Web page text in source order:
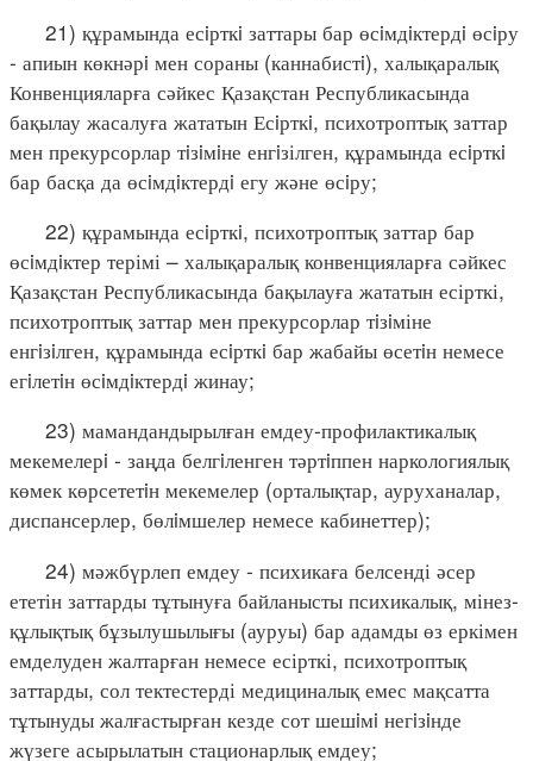
21) құрамында есiрткi заттары бар өсiмдiктердi өсiру
- апиын көкнәрi мен сораны (каннабистi), халықаралық
Конвенцияларға сәйкес Қазақстан Республикасында
бақылау жасалуға жататын Есiрткi, психотроптық заттар
мен прекурсорлар тiзiмiне енгiзілген, құрамында есiрткi
бар басқа да өсiмдiктердi егу және өсiру;
22) құрамында есiрткi, психотроптық заттар бар
өсiмдiктер терімі – халықаралық конвенцияларға сәйкес
Қазақстан Республикасында бақылауға жататын есірткі,
психотроптық заттар мен прекурсорлар тiзiміне
енгiзiлген, құрамында есiрткi бар жабайы өсетiн немесе
егiлетiн өсiмдiктердi жинау;
23) мамандандырылған емдеу-профилактикалық
мекемелерi - заңда белгiленген тәртiппен наркологиялық
көмек көрсететiн мекемелер (орталықтар, ауруханалар,
диспансерлер, бөлiмшелер немесе кабинеттер);
24) мәжбүрлеп емдеу - психикаға белсенді әсер
ететін заттарды тұтынуға байланысты психикалық, мінез-
құлықтық бұзылушылығы (ауруы) бар адамды өз еркімен
емделуден жалтарған немесе есірткі, психотроптық
заттарды, сол тектестерді медициналық емес мақсатта
тұтынуды жалғастырған кезде сот шешiмi негiзiнде
жүзеге асырылатын стационарлық емдеу;